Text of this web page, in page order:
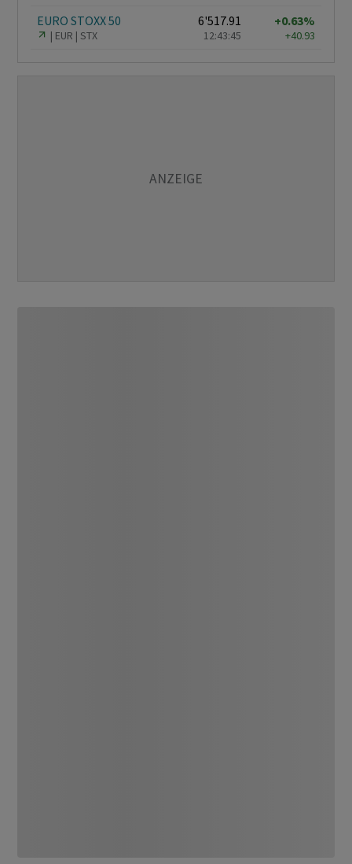
EURO STOXX 50
EUR STX
6'517.91
12:43:45
+0.63%
+40.93